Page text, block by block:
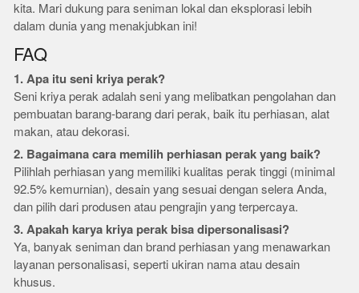
kita. Mari dukung para seniman lokal dan eksplorasi lebih
dalam dunia yang menakjubkan ini!
FAQ
1. Apa itu seni kriya perak?
Seni kriya perak adalah seni yang melibatkan pengolahan dan
pembuatan barang-barang dari perak, baik itu perhiasan, alat
makan, atau dekorasi.
2. Bagaimana cara memilih perhiasan perak yang baik?
Pilihlah perhiasan yang memiliki kualitas perak tinggi (minimal
92.5% kemurnian), desain yang sesuai dengan selera Anda,
dan pilih dari produsen atau pengrajin yang terpercaya.
3. Apakah karya kriya perak bisa dipersonalisasi?
Ya, banyak seniman dan brand perhiasan yang menawarkan
layanan personalisasi, seperti ukiran nama atau desain
khusus.